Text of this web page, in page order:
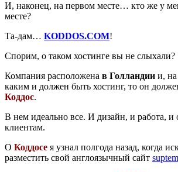
И, наконец, на первом месте… кто же у
месте?
Та-дам… KODDOS.COM!
Спорим, о таком хостинге вы не
Компания расположена в Голландии и, на
каким и должен быть хостинг, то он
Коддос.
В нем идеально все. И дизайн, и работа, и
клиентам.
О Коддосе я узнал полгода назад, когда
разместить свой англоязычный сайт